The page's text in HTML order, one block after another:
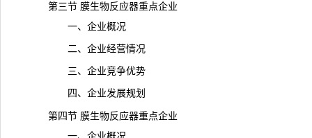
第三节 膜生物反应器重点企业
一、企业概况
二、企业经营情况
三、企业竞争优势
四、企业发展规划
第四节 膜生物反应器重点企业